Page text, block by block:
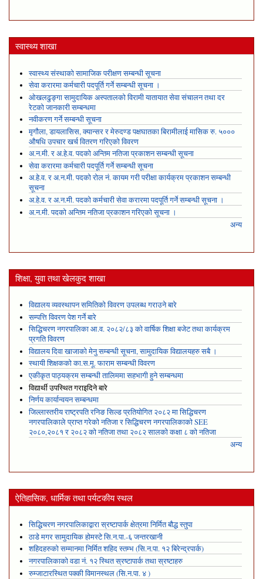
स्वास्थ्य शाखा
स्वास्थ्य संस्थाको सामाजिक परीक्षण सम्बन्धी सूचना
सेवा करारमा कर्मचारी पदपूर्ति गर्ने सम्बन्धी सूचना ।
ओखलढुङ्गा सामुदायिक अस्पतालको विरामी यातायात सेवा संचालन तथा दर
रेटको जानकारी सम्बन्धमा
नवीकरण गर्ने सम्बन्धी सूचना
मृगौला, डायलासिस, क्यान्सर र मेरुदण्ड पक्षघातका बिरामीलाई मासिक रु. ५०००
औषधि उपचार खर्च वितरण गरिएको विवरण
अ.न.मी. र अ.हे.व. पदको अन्तिम नतिजा प्रकाशन सम्बन्धी सूचना
सेवा करारमा कर्मचारी पदपूर्ति गर्ने सम्बन्धी सूचना
अ.हे.व. र अ.न.मी. पदको रोल नं. कायम गरी परीक्षा कार्यक्रम प्रकाशन सम्बन्धी
सूचना
अ.हे.व. र अ.न.मी. पदको कर्मचारी सेवा करारमा पदपूर्ति गर्ने सम्बन्धी सूचना ।
अ.न.मी. पदको अन्तिम नतिजा प्रकाशन गरिएको सूचना ।
अन्य
शिक्षा, युवा तथा खेलकुद शाखा
विद्यालय व्यवस्थापन समितिको विवरण उपलब्ध गराउने बारे
सम्पत्ति विवरण पेश गर्ने बारे
सिद्धिचरण नगरपालिका आ.व. २०८२/८३ को वार्षिक शिक्षा बजेट तथा कार्यक्रम
प्रगति विवरण
विद्यालय दिवा खाजाको मेनु सम्बन्धी सूचना, सामुदायिक विद्यालयहरु सबै ।
स्थायी शिक्षकको का.स.मू. फाराम सम्बन्धी विवरण
एकीकृत पाठ्यक्रम सम्बन्धी तालिममा सहभागी हुने सम्बन्धमा
विद्यार्थी उपस्थित गराइदिने बारे
निर्णय कार्यान्वयन सम्बन्धमा
जिल्लास्तरीय राष्ट्रपति रनिङ सिल्ड प्रतियोगित २०८२ मा सिद्धिचरण
नगरपालिकाले प्राप्त गरेकाे नतिजा र सिद्धिचरण नगरपालिकाको SEE
२०८०,२०८१ र २०८२ को नतिजा तथा २०८२ सालको कक्षा ८ को नतिजा
अन्य
ऐतिहासिक, धार्मिक तथा पर्यटकीय स्थल
सिद्धिचरण नगरपालिकाद्वारा स्रष्टापार्क क्षेत्रमा निर्मित बौद्ध स्तुपा
ठाडे मगर सामुदायिक होमस्टे सि.न.पा.-६ जन्तरखानी
शहिदहरुको सम्मानमा निर्मित शहिद स्तम्भ (सि.न.पा. १२ बिरेन्द्रपार्क)
नगरपालिकाको वडा नं. १२ स्थित स्रष्टापार्क तथा स्रष्टाहरु
रुम्जाटारस्थित पक्की विमानस्थल (सि.न.पा. ४ )